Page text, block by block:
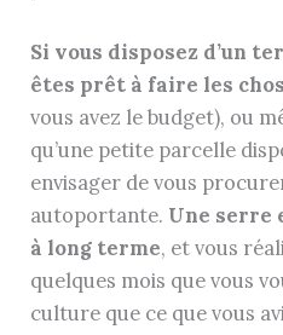
Si vous disposez d’un
êtes prêt à faire les
vous avez le budget), ou
qu’une petite parcelle
envisager de vous
autoportante. Une serre
à long terme, et vous
quelques mois que vous
culture que ce que vous